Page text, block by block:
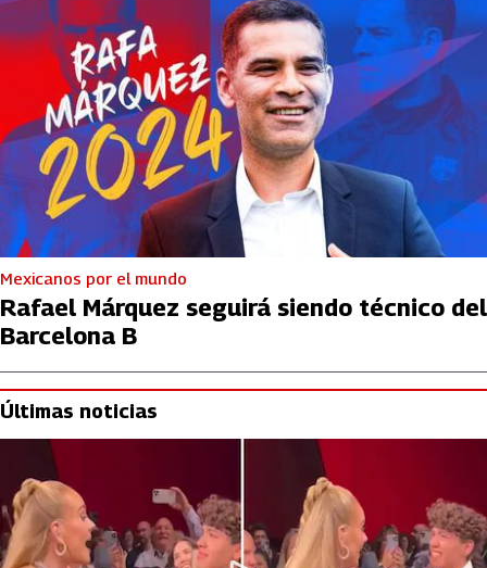
Mexicanos por el mundo
Rafael Márquez seguirá siendo técnico del
Barcelona B
Últimas noticias